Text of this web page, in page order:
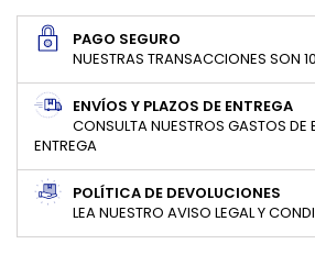
PAGO SEGURO
NUESTRAS TRANSACCIONES SON
ENVÍOS Y PLAZOS DE ENTREGA
CONSULTA NUESTROS GASTOS DE
ENTREGA
POLÍTICA DE DEVOLUCIONES
LEA NUESTRO AVISO LEGAL Y